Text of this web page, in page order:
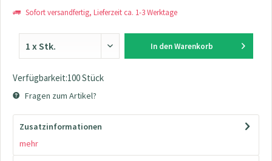
Sofort versandfertig, Lieferzeit ca. 1-3 Werktage
In den Warenkorb
Verfügbarkeit:100 Stück
Fragen zum Artikel?
Zusatzinformationen
mehr